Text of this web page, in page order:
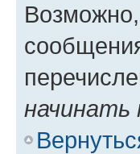
Возможно,